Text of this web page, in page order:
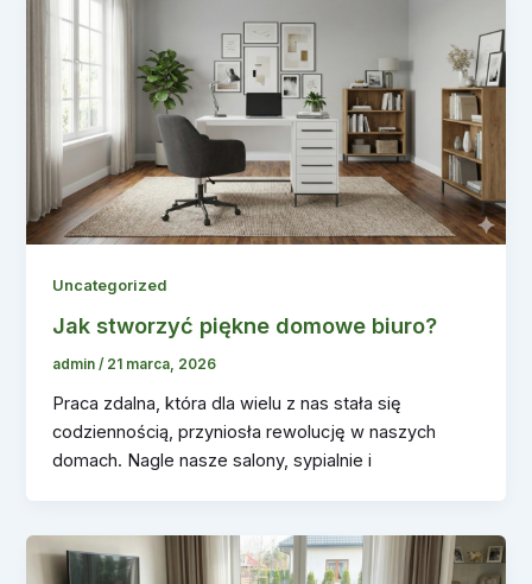
Uncategorized
Jak stworzyć piękne domowe biuro?
admin/ 21 marca, 2026
Praca zdalna, która dla wielu z nas stała się
codziennością, przyniosła rewolucję w naszych
domach. Nagle nasze salony, sypialnie i